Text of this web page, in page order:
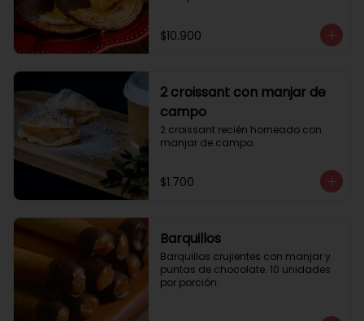
$10.900
2 croissant con manjar de
campo
2 croissant recién horneado con
manjar de campo.
$1.700
Barquillos
Barquillos crujientes con manjar y
puntas de chocolate. 10 unidades
por porción.